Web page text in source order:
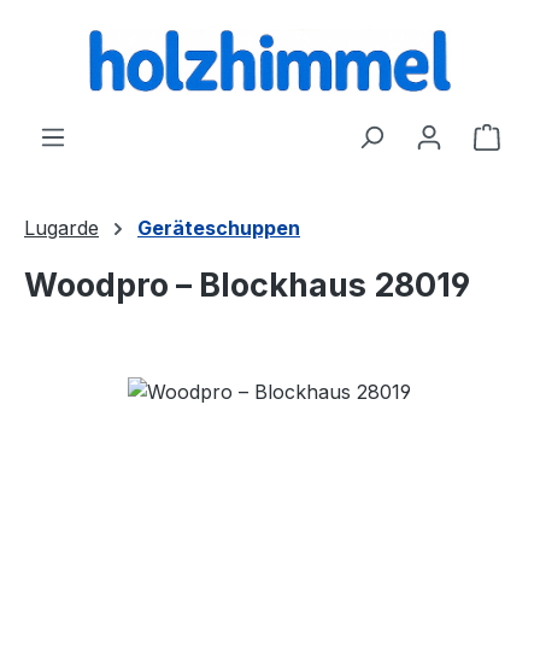
springen
Lugarde Geräteschuppen
Woodpro – Blockhaus 28019
Bildergalerie überspringen